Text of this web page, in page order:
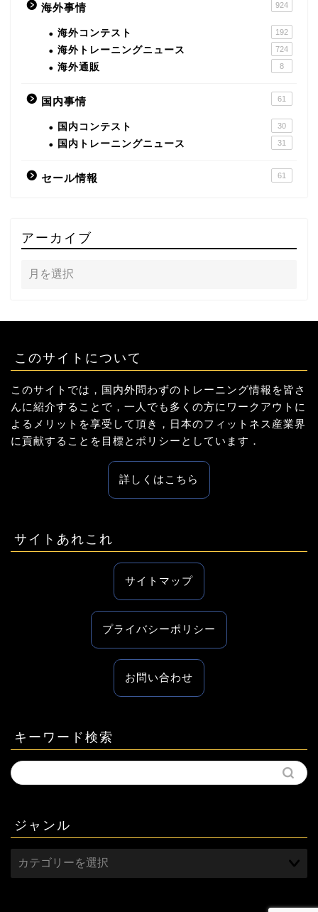
海外事情 924
海外コンテスト 192
海外トレーニングニュース 724
海外通販 8
国内事情 61
国内コンテスト 30
国内トレーニングニュース 31
セール情報 61
アーカイブ
このサイトについて
このサイトでは，国内外問わずのトレーニング情報を皆さ
んに紹介することで，一人でも多くの方にワークアウトに
よるメリットを享受して頂き，日本のフィットネス産業界
に貢献することを目標とポリシーとしています．
詳しくはこちら
サイトあれこれ
サイトマップ
プライバシーポリシー
お問い合わせ
キーワード検索
ジャンル